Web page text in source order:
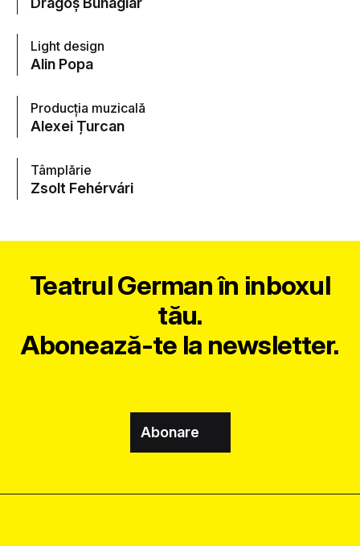
Light design
Alin Popa
Producția muzicală
Alexei Țurcan
Tâmplărie
Zsolt Fehérvári
Teatrul German în inboxul
tău.
Abonează-te la newsletter.
Abonare